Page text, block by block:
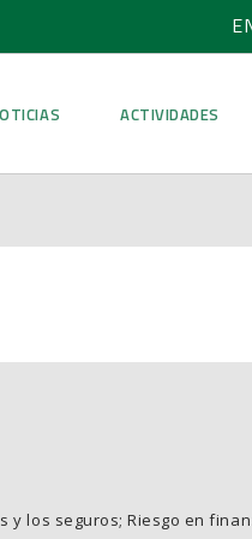
ACTIVIDADES
los seguros; Riesgo en